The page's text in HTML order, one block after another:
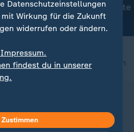
Ausgetrocknete
niedrige Pegel
nach oben
Datenschutzeinstellungen
Wirkung für die Zukunft
widerrufen oder ändern.
findest du in unserer
Zustimmen